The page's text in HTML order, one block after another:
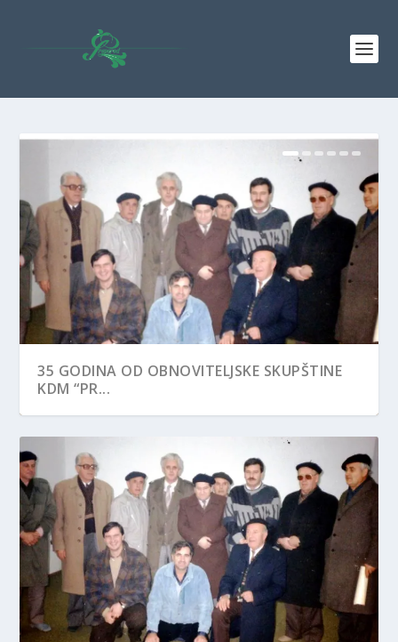
35 GODINA OD OBNOVITELJSKE SKUPŠTINE
KDM “PR...